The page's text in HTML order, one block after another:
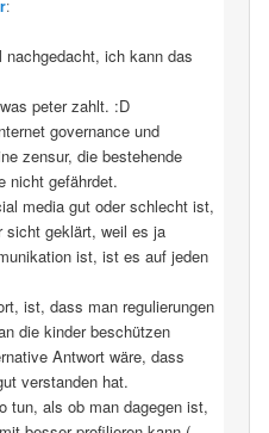
:
nachgedacht, ich kann das
peter zahlt. :D
governance und
zensur, die bestehende
nicht gefährdet.
media gut oder schlecht ist,
sicht geklärt, weil es ja
ist, ist es auf jeden
ist, dass man regulierungen
die kinder beschützen
Antwort wäre, dass
verstanden hat.
tun, als ob man dagegen ist,